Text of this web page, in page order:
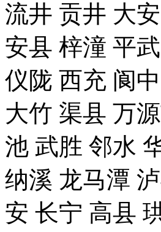
流井 贡井 大
安县 梓潼 平
仪陇 西充 阆
大竹 渠县 万
池 武胜 邻水
纳溪 龙马潭
安 长宁 高县